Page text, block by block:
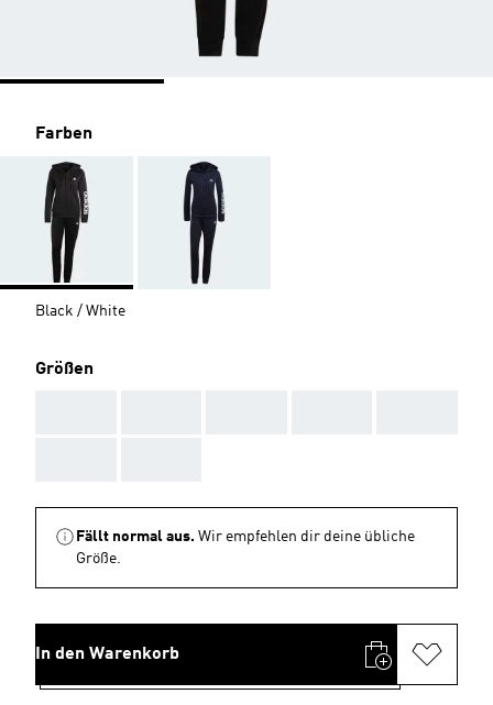
Farben
Black / White
Größen
Fällt normal aus. Wir empfehlen dir deine übliche
Größe.
In den Warenkorb